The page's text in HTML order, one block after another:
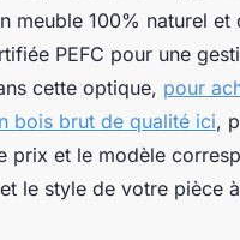
meuble 100% naturel et
PEFC pour une
cette optique, pour
bois brut de qualité ici,
prix et le modèle
le style de votre pièce